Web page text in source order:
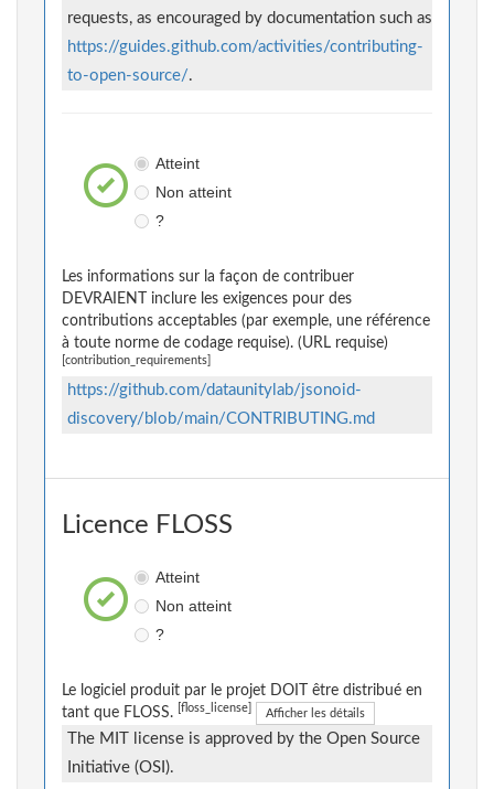
requests, as encouraged by documentation such as
https://guides.github.com/activities/contributing-
to-open-source/.
Atteint
Non atteint
?
Les informations sur la façon de contribuer
DEVRAIENT inclure les exigences pour des
contributions acceptables (par exemple, une référence
à toute norme de codage requise). (URL requise)
[contribution_requirements]
https://github.com/dataunitylab/jsonoid-
discovery/blob/main/CONTRIBUTING.md
Licence FLOSS
Atteint
Non atteint
?
Le logiciel produit par le projet DOIT être distribué en
tant que FLOSS.
[floss_license] Afficher les détails
The MIT license is approved by the Open Source
Initiative (OSI).